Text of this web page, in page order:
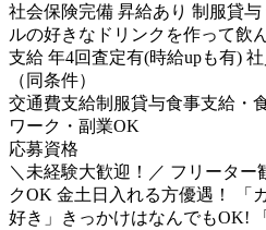
社会保険完備 昇給あり 制服貸
ルの好きなドリンクを作って飲
支給 年4回査定有(時給upも有)
（同条件）
交通費支給制服貸与食事支給・
ワーク・副業OK
応募資格
＼未経験大歓迎！／ フリーター
クOK 金土日入れる方優遇！ 「
好き」きっかけはなんでもOK!